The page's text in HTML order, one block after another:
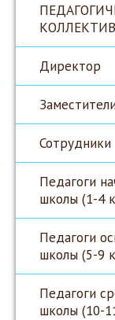
КОЛЛЕКТИВ
Директор
Сотрудники
Педагоги
школы (1-4
Педагоги
школы (5-9
Педагоги
школы (10-